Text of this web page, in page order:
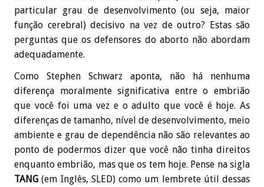
particular grau de desenvolvimento (ou seja, maior
função cerebral) decisivo na vez de outro? Estas são
perguntas que os defensores do aborto não abordam
adequadamente.
Como Stephen Schwarz aponta, não há nenhuma
diferença moralmente significativa entre o embrião
que você foi uma vez e o adulto que você é hoje. As
diferenças de tamanho, nível de desenvolvimento, meio
ambiente e grau de dependência não são relevantes ao
ponto de podermos dizer que você não tinha direitos
enquanto embrião, mas que os tem hoje. Pense na sigla
TANG (em Inglês, SLED) como um lembrete útil dessas